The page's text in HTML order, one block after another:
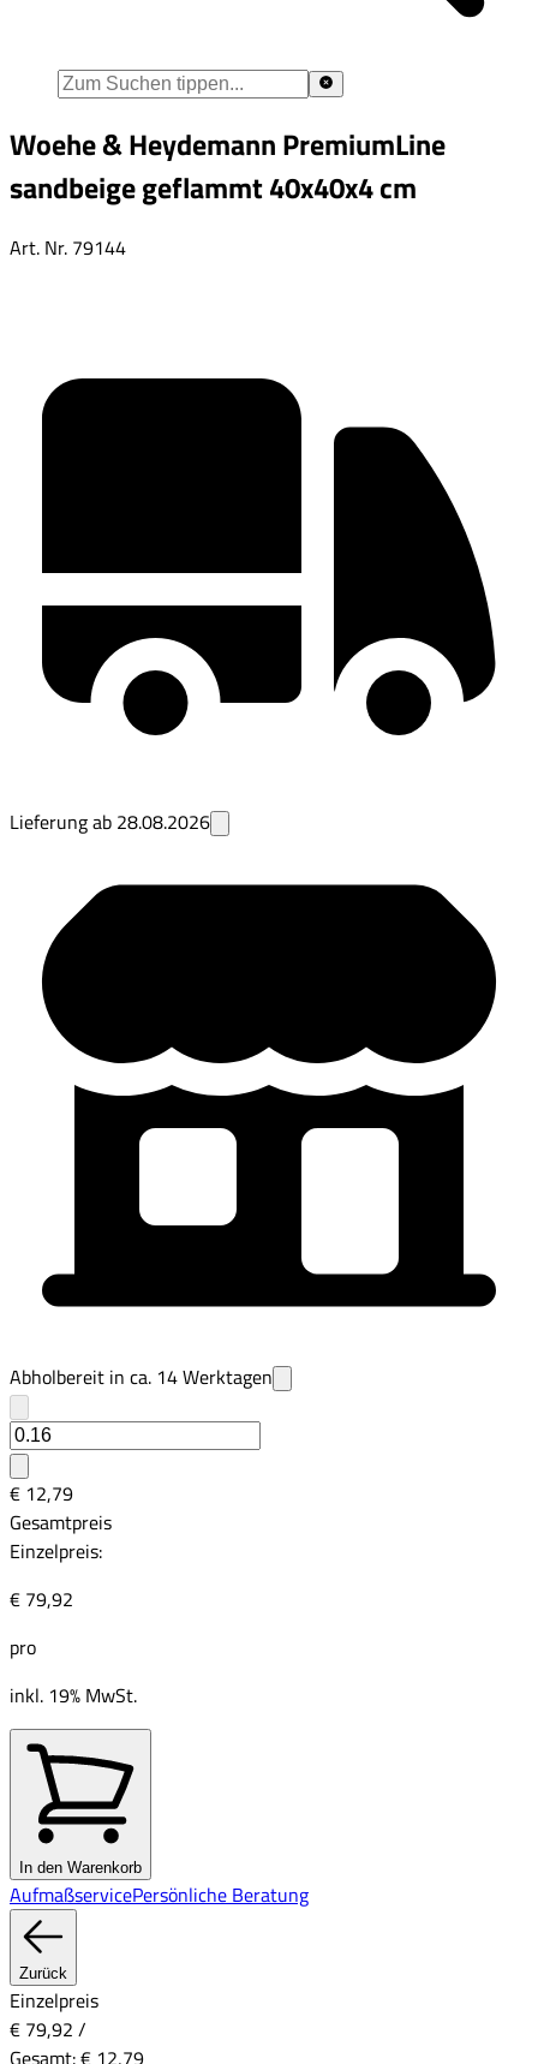
Woehe & Heydemann PremiumLine
sandbeige geflammt 40x40x4 cm
Art. Nr. 79144
Lieferung ab 28.08.2026
Abholbereit in ca. 14Werktagen
€ 12,79
Gesamtpreis
Einzelpreis:
€ 79,92
pro
inkl. 19% MwSt.
In den Warenkorb
AufmaßservicePersönliche Beratung
Zurück
Einzelpreis
€ 79,92 /
Gesamt:€ 12,79